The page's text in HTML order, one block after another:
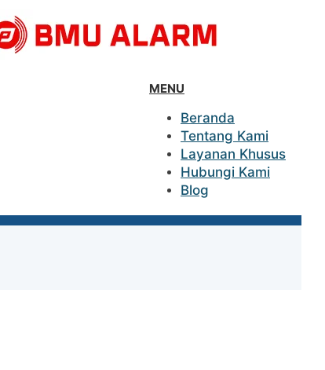
MENU
Beranda
Tentang Kami
Layanan Khusus
Hubungi Kami
Blog